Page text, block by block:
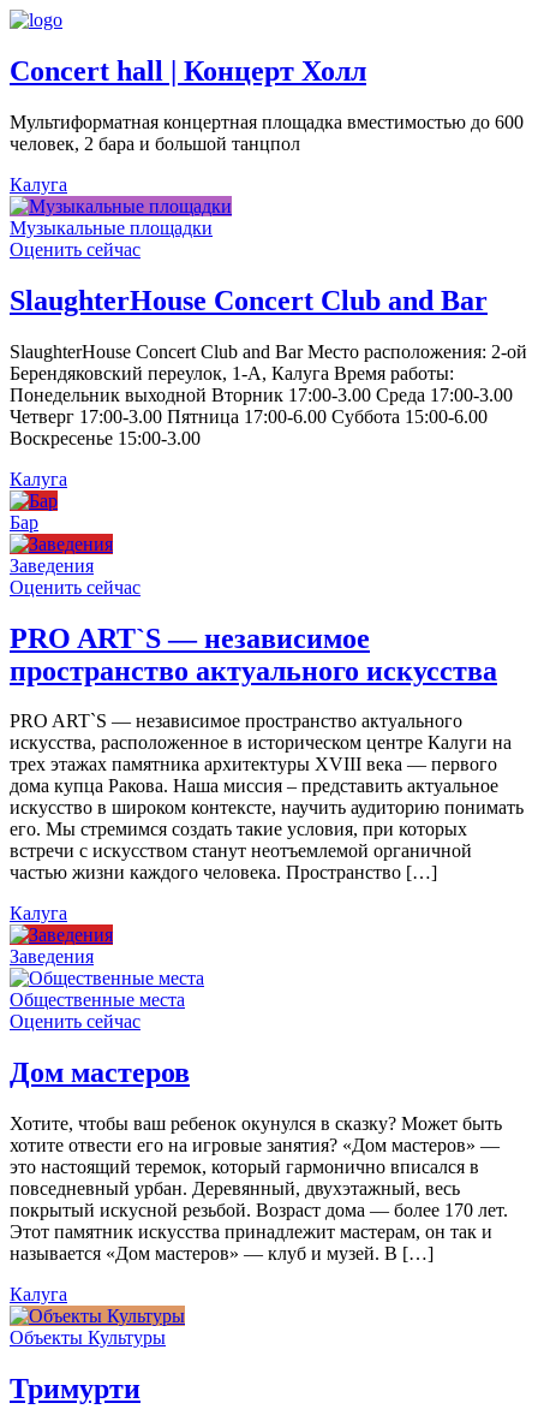
Concert hall | Концерт Холл
Мультиформатная концертная площадка вместимостью до 600
человек, 2 бара и большой танцпол
Калуга
Музыкальные площадки
Оценить сейчас
SlaughterHouse Concert Club and Bar
SlaughterHouse Concert Club and Bar Место расположения: 2-ой
Берендяковский переулок, 1-А, Калуга Время работы:
Понедельник выходной Вторник 17:00-3.00 Среда 17:00-3.00
Четверг 17:00-3.00 Пятница 17:00-6.00 Суббота 15:00-6.00
Воскресенье 15:00-3.00
Калуга
Бар
Заведения
Оценить сейчас
PRO ART`S — независимое
пространство актуального искусства
PRO ART`S — независимое пространство актуального
искусства, расположенное в историческом центре Калуги на
трех этажах памятника архитектуры XVIII века — первого
дома купца Ракова. Наша миссия – представить актуальное
искусство в широком контексте, научить аудиторию понимать
его. Мы стремимся создать такие условия, при которых
встречи с искусством станут неотъемлемой органичной
частью жизни каждого человека. Пространство […]
Калуга
Заведения
Общественные места
Оценить сейчас
Дом мастеров
Хотите, чтобы ваш ребенок окунулся в сказку? Может быть
хотите отвести его на игровые занятия? «Дом мастеров» —
это настоящий теремок, который гармонично вписался в
повседневный урбан. Деревянный, двухэтажный, весь
покрытый искусной резьбой. Возраст дома — более 170 лет.
Этот памятник искусства принадлежит мастерам, он так и
называется «Дом мастеров» — клуб и музей. В […]
Калуга
Объекты Культуры
Тримурти